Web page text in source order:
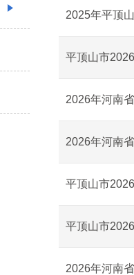
2025年平顶
平顶山市
2026年河南
2026年河南
平顶山市
平顶山市
2026年河南